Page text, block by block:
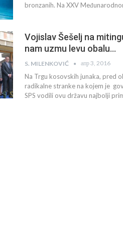
bronzanih. Na XXV
Vojislav Šešelj na
nam uzmu levu obalu…
S. MILENKOVIĆ апр 3, 2016
Na Trgu kosovskih junaka, pred
radikalne stranke na kojem je
SPS vodili ovu državu najbolji